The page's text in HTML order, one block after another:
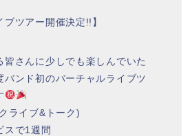
ブツアー開催決定!!】
皆さんに少しでも楽しんでいた
バンド初のバーチャルライブツ
ライブ&トーク)
スで1週間